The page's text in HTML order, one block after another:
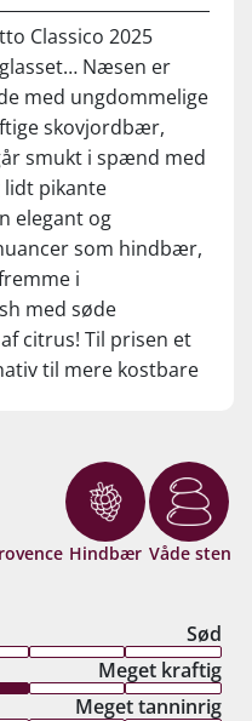
Classico 2025
Næsen er
med ungdommelige
skovjordbær,
smukt i spænd med
lidt pikante
elegant og
som hindbær,
i
med søde
citrus! Til prisen et
til mere kostbare
Hindbær Våde sten
Sød
Meget kraftig
Meget tanninrig